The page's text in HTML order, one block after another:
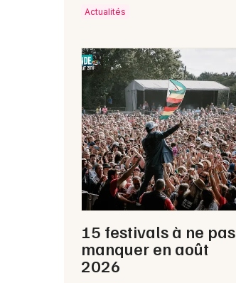
Actualités
15 festivals à ne pas
manquer en août
2026